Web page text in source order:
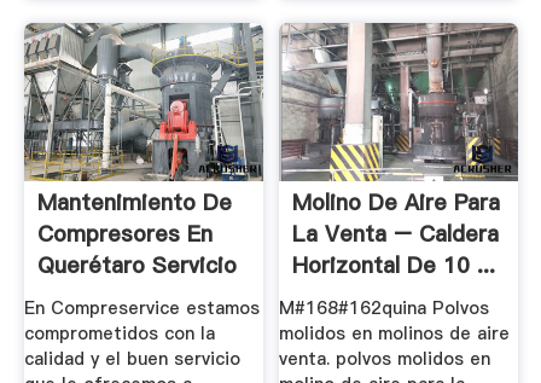
Mantenimiento De
Compresores En
Querétaro Servicio
...
En Compreservice estamos
comprometidos con la
calidad y el buen servicio
Molino De Aire Para
La Venta – Caldera
Horizontal De 10 ...
M#168#162quina Polvos
molidos en molinos de aire
venta. polvos molidos en